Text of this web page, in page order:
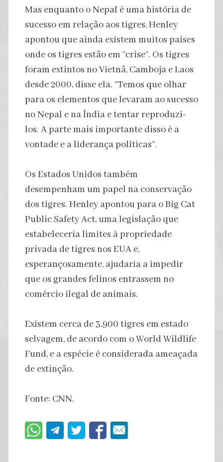
Mas enquanto o Nepal é uma história de
sucesso em relação aos tigres, Henley
apontou que ainda existem muitos países
onde os tigres estão em “crise”. Os tigres
foram extintos no Vietnã, Camboja e Laos
desde 2000, disse ela. “Temos que olhar
para os elementos que levaram ao sucesso
no Nepal e na Índia e tentar reproduzi-
los. A parte mais importante disso é a
vontade e a liderança políticas”.
Os Estados Unidos também
desempenham um papel na conservação
dos tigres. Henley apontou para o Big Cat
Public Safety Act, uma legislação que
estabeleceria limites à propriedade
privada de tigres nos EUA e,
esperançosamente, ajudaria a impedir
que os grandes felinos entrassem no
comércio ilegal de animais.
Existem cerca de 3.900 tigres em estado
selvagem, de acordo com o World Wildlife
Fund, e a espécie é considerada ameaçada
de extinção.
Fonte: CNN.